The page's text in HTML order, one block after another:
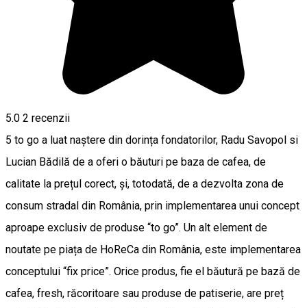
5.0 2 recenzii
5 to go a luat naștere din dorința fondatorilor, Radu Savopol si
Lucian Bădilă de a oferi o băuturi pe baza de cafea, de
calitate la prețul corect, și, totodată, de a dezvolta zona de
consum stradal din România, prin implementarea unui concept
aproape exclusiv de produse “to go”. Un alt element de
noutate pe piața de HoReCa din România, este implementarea
conceptului “fix price”. Orice produs, fie el băutură pe bază de
cafea, fresh, răcoritoare sau produse de patiserie, are preț